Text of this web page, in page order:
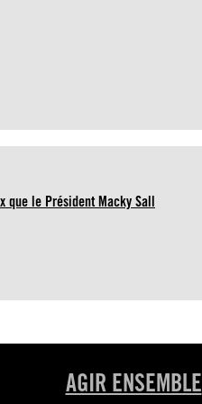
que le Président Macky Sall
AGIR ENSEMBLE